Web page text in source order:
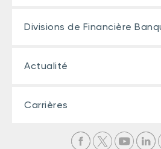
Divisions de Financière
Actualité
Carrières